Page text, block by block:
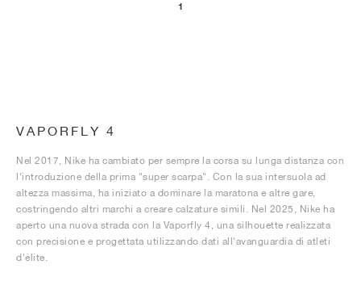
1
VAPORFLY 4
Nel 2017, Nike ha cambiato per sempre la corsa su lunga distanza con
l'introduzione della prima "super scarpa". Con la sua intersuola ad
altezza massima, ha iniziato a dominare la maratona e altre gare,
costringendo altri marchi a creare calzature simili. Nel 2025, Nike ha
aperto una nuova strada con la Vaporfly 4, una silhouette realizzata
con precisione e progettata utilizzando dati all'avanguardia di atleti
d'élite.